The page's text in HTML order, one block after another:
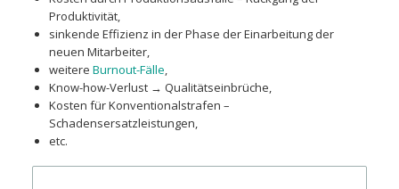
Produktivität,
sinkende Effizienz in der Phase der Einarbeitung der
neuen Mitarbeiter,
weitere Burnout-Fälle
Know-how-Verlust → Qualitätseinbrüche,
Kosten für Konventionalstrafen –
Schadensersatzleistungen,
etc.